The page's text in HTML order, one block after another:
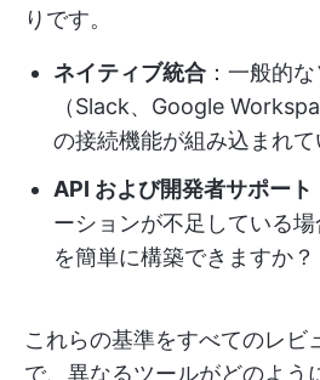
りです。
ネイティブ統合 ：一般的
（Slack、Google
の接続機能が組み込まれて
API および開発者サポート
ーションが不足している
を簡単に構築できますか？
これらの基準をすべてのレビ
で、異なるツールがどのよう